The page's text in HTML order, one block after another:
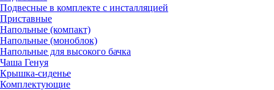
Подвесные в комплекте с инсталляцией
Приставные
Напольные (компакт)
Напольные (моноблок)
Напольные для высокого бачка
Чаша Генуя
Крышка-сиденье
Комплектующие